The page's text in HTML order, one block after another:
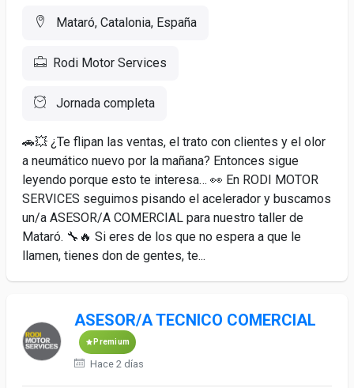
Mataró, Catalonia, España
Rodi Motor Services
Jornada completa
🚗💥 ¿Te flipan las ventas, el trato con clientes y el olor
a neumático nuevo por la mañana? Entonces sigue
leyendo porque esto te interesa… 👀 En RODI MOTOR
SERVICES seguimos pisando el acelerador y buscamos
un/a ASESOR/A COMERCIAL para nuestro taller de
Mataró. 🔧🔥 Si eres de los que no espera a que le
llamen, tienes don de gentes, te...
ASESOR/A TECNICO COMERCIAL
Premium
Hace 2 días